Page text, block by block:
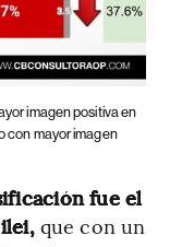
imagen positiva en
con mayor imagen
fue el
que con un